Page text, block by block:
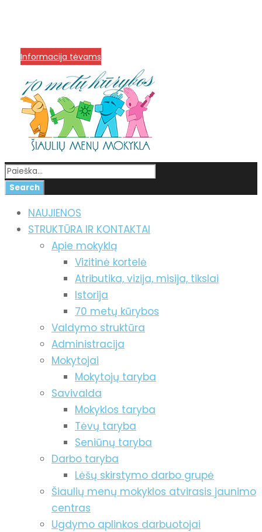
Informacija tėvams
NAUJIENOS
STRUKTŪRA IR KONTAKTAI
Apie mokyklą
Vizitinė kortelė
Atributika, vizija, misija, tikslai
Istorija
70 metų kūrybos
Valdymo struktūra
Administracija
Mokytojai
Mokytojų taryba
Savivalda
Mokyklos taryba
Tėvų taryba
Seniūnų taryba
Darbo taryba
Lėšų skirstymo darbo grupė
Šiaulių menų mokyklos atvirasis jaunimo
centras
Ugdymo aplinkos darbuotojai